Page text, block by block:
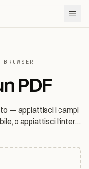
PDF
— appiattisci i campi
o appiattisci l'intera